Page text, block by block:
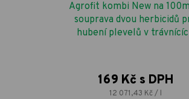
Agrofit kombi New na
souprava dvou herbicidů
hubení plevelů v
169 Kč s DPH
12 071,43 Kč / l